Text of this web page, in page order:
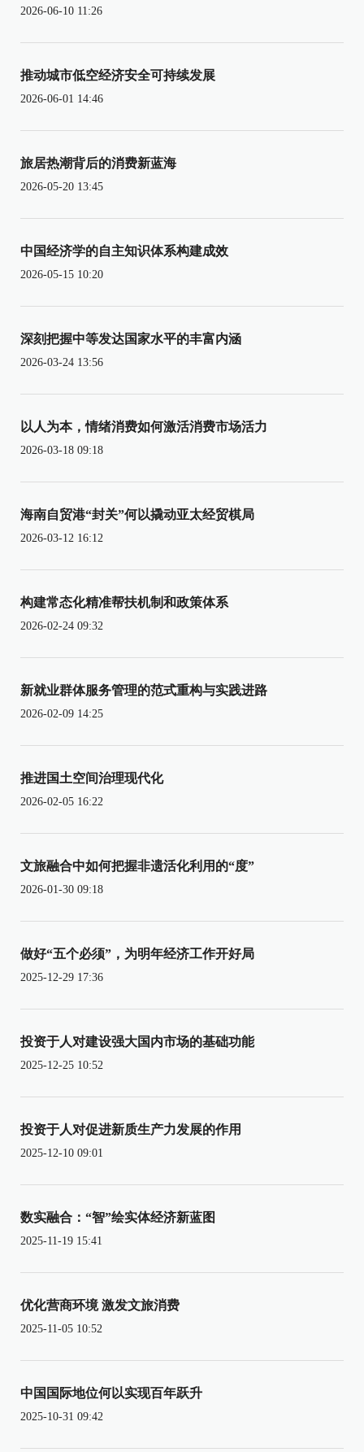
2026-06-10 11:26
推动城市低空经济安全可持续发展
2026-06-01 14:46
旅居热潮背后的消费新蓝海
2026-05-20 13:45
中国经济学的自主知识体系构建成效
2026-05-15 10:20
深刻把握中等发达国家水平的丰富内涵
2026-03-24 13:56
以人为本，情绪消费如何激活消费市场活力
2026-03-18 09:18
海南自贸港“封关”何以撬动亚太经贸棋局
2026-03-12 16:12
构建常态化精准帮扶机制和政策体系
2026-02-24 09:32
新就业群体服务管理的范式重构与实践进路
2026-02-09 14:25
推进国土空间治理现代化
2026-02-05 16:22
文旅融合中如何把握非遗活化利用的“度”
2026-01-30 09:18
做好“五个必须”，为明年经济工作开好局
2025-12-29 17:36
投资于人对建设强大国内市场的基础功能
2025-12-25 10:52
投资于人对促进新质生产力发展的作用
2025-12-10 09:01
数实融合：“智”绘实体经济新蓝图
2025-11-19 15:41
优化营商环境 激发文旅消费
2025-11-05 10:52
中国国际地位何以实现百年跃升
2025-10-31 09:42